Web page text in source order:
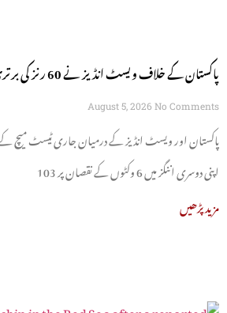
گئیں
August 5, 2026 No Comments
پاکستان اور ویسٹ انڈیز کے درمیان جاری ٹیسٹ
اپنی دوسری اننگز میں 6 وکٹوں کے نقصان پر 103
مزید پڑھیں